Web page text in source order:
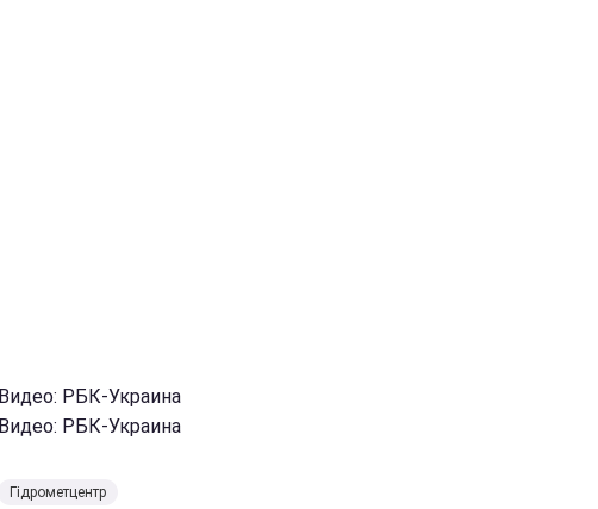
Видео: РБК-Украина
Видео: РБК-Украина
Гідрометцентр